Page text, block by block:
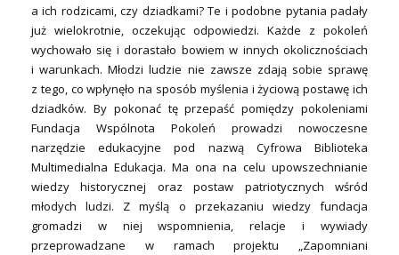
a ich rodzicami, czy dziadkami? Te i podobne pytania padały
już wielokrotnie, oczekując odpowiedzi. Każde z pokoleń
wychowało się i dorastało bowiem w innych okolicznościach
i warunkach. Młodzi ludzie nie zawsze zdają sobie sprawę
z tego, co wpłynęło na sposób myślenia i życiową postawę ich
dziadków. By pokonać tę przepaść pomiędzy pokoleniami
Fundacja Wspólnota Pokoleń prowadzi nowoczesne
narzędzie edukacyjne pod nazwą Cyfrowa Biblioteka
Multimedialna Edukacja. Ma ona na celu upowszechnianie
wiedzy historycznej oraz postaw patriotycznych wśród
młodych ludzi. Z myślą o przekazaniu wiedzy fundacja
gromadzi w niej wspomnienia, relacje i wywiady
przeprowadzane w ramach projektu „Zapomniani